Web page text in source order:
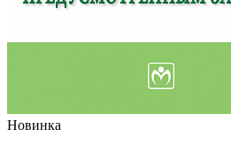
Новинка